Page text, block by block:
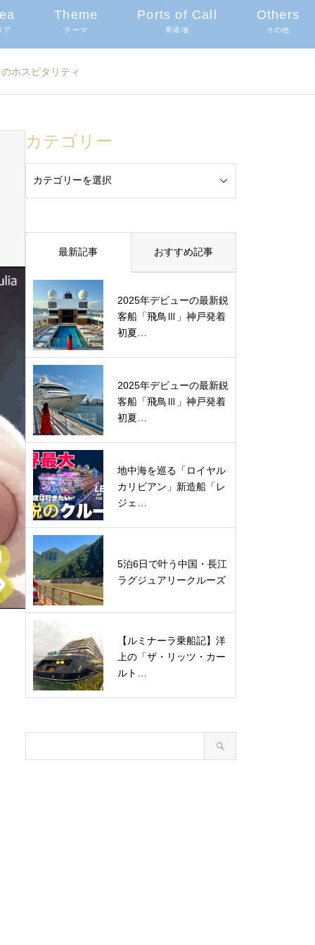
ア
Theme
テーマ
Ports of Call
寄港地
Others
その他
ホスピタリティ
カテゴリー
最新記事 おすすめ記事
2025年デビューの最新鋭
客船「飛鳥Ⅲ」神戸発着
初夏…
2025年デビューの最新鋭
客船「飛鳥Ⅲ」神戸発着
初夏…
地中海を巡る「ロイヤル
カリビアン」新造船「レ
ジェ…
5泊6日で叶う中国・長江
ラグジュアリークルーズ
【ルミナーラ乗船記】洋
上の「ザ・リッツ・カー
ルト…